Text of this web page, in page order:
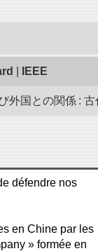
IEEE
外国との関係 :
défendre nos
en Chine par les
» formée en